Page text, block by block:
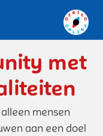
met
mensen
aan een doel